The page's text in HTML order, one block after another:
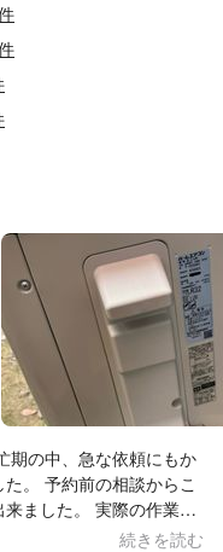
期の中、急な依頼にもか
。 予約前の相談からこ
ました。 実際の作業も
だったので、他の業者と
続きを読む